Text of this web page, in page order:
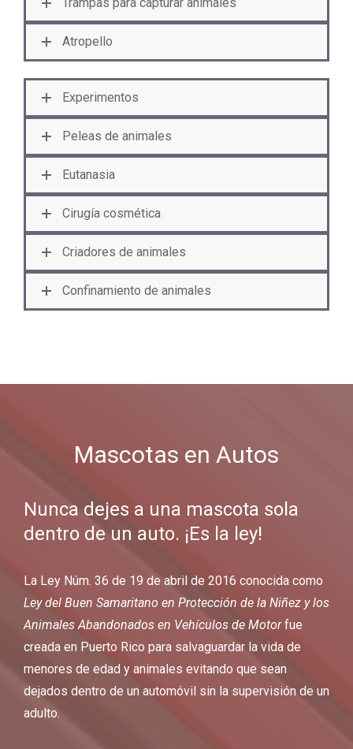
Atropello
Experimentos
Peleas de animales
Eutanasia
Cirugía cosmética
Criadores de animales
Confinamiento de animales
Mascotas en Autos
Nunca dejes a una mascota sola
dentro de un auto. ¡Es la ley!
La Ley Núm. 36 de 19 de abril de 2016 conocida como
Ley del Buen Samaritano en Protección de la Niñez y los
Animales Abandonados en Vehículos de Motorfue
creada en Puerto Rico para salvaguardar la vida de
menores de edad y animales evitando que sean
dejados dentro de un automóvil sin la supervisión de un
adulto.